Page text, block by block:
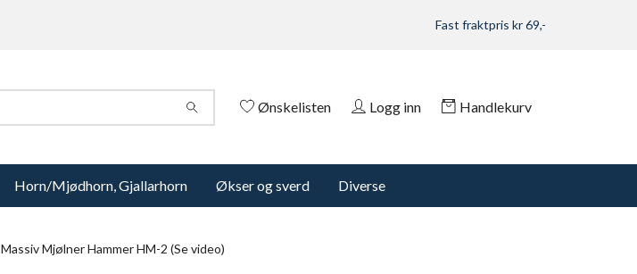
Fast fraktpris kr 69,-
Ønskelisten Logg inn Handlekurv
Horn/Mjødhorn, Gjallarhorn Økser og sverd Diverse
Massiv Mjølner Hammer HM-2 (Se video)